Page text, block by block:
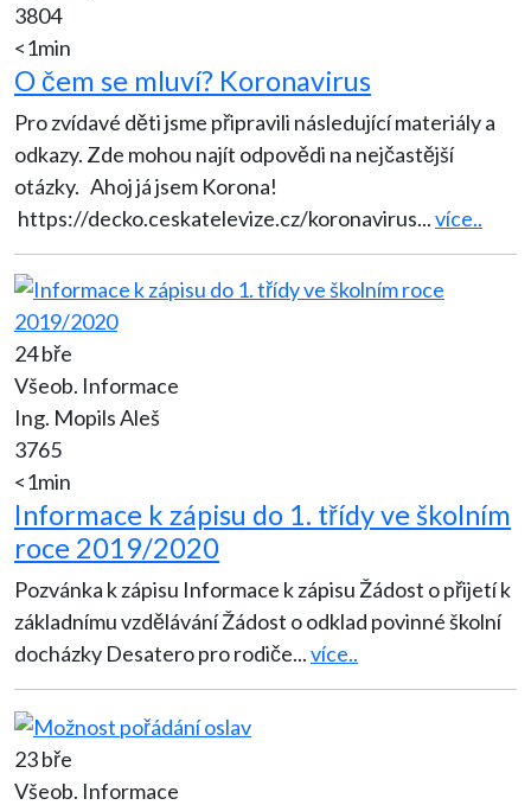
3804
<1min
O čem se mluví? Koronavirus
Pro zvídavé děti jsme připravili následující materiály a
odkazy. Zde mohou najít odpovědi na nejčastější
otázky. Ahoj já jsem Korona!
https://decko.ceskatelevize.cz/koronavirus...více..
24 bře
Všeob. Informace
Ing. Mopils Aleš
3765
<1min
Informace k zápisu do 1. třídy ve školním
roce 2019/2020
Pozvánka k zápisu Informace k zápisu Žádost o přijetí k
základnímu vzdělávání Žádost o odklad povinné školní
docházky Desatero pro rodiče...více..
23 bře
Všeob. Informace